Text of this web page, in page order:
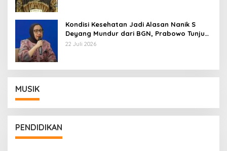
Kondisi Kesehatan Jadi Alasan Nanik S
Deyang Mundur dari BGN, Prabowo Tunjuk
Wamentan Sudaryono
22 Juli 2026
MUSIK
PENDIDIKAN